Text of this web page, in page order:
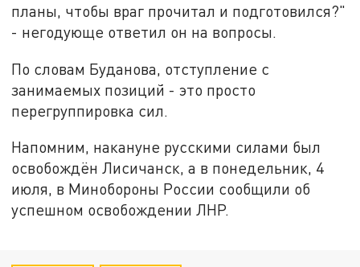
планы, чтобы враг прочитал и подготовился?"
- негодующе ответил он на вопросы.
По словам Буданова, отступление с
занимаемых позиций - это просто
перегруппировка сил.
Напомним, накануне русскими силами был
освобождён Лисичанск, а в понедельник, 4
июля, в Минобороны России сообщили об
успешном освобождении ЛНР.